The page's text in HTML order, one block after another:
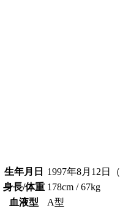
生年月日 1997年8月12日（
身長/体重 178cm / 67kg
血液型
A型